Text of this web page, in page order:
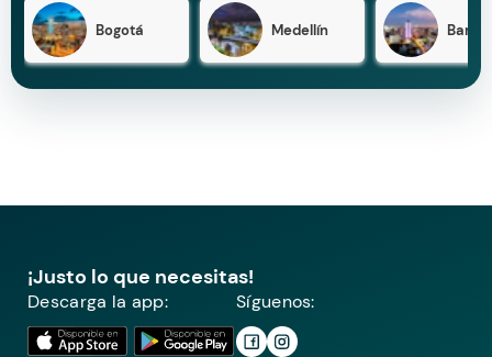
Bogotá Medellín
¡Justo lo que necesitas!
Descarga la app: Síguenos: